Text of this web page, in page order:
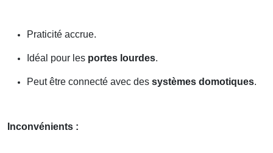
Praticité accrue.
Idéal pour les portes lourdes.
Peut être connecté avec des systèmes domotiques.
Inconvénients :